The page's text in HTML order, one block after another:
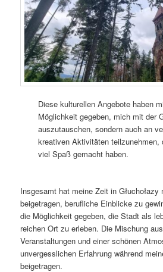
Diese kulturellen Angebote haben
Möglichkeit gegeben, mich mit der
auszutauschen, sondern auch an
kreativen Aktivitäten teilzunehmen,
viel Spaß gemacht haben.
Insgesamt hat meine Zeit in Głuchołazy
beigetragen, berufliche Einblicke zu
die Möglichkeit gegeben, die Stadt als
reichen Ort zu erleben. Die Mischung
Veranstaltungen und einer schönen
unvergesslichen Erfahrung während
beigetragen.